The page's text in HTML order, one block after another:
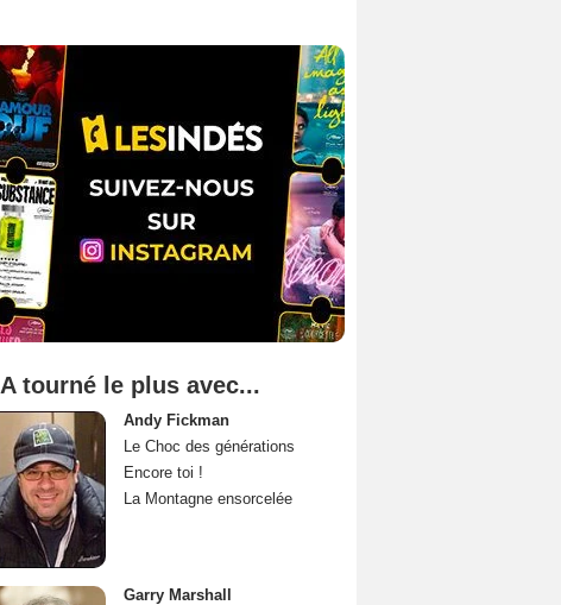
A tourné le plus avec...
Andy Fickman
Le Choc des générations
Encore toi !
La Montagne ensorcelée
Garry Marshall